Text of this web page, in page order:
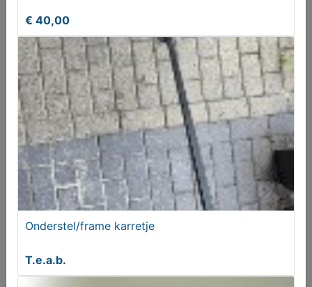
Amstel Oprichters Vaasjes 25c
Vanaf € 20,00
€ 40,00
Onderstel/frame karretje
T.e.a.b.